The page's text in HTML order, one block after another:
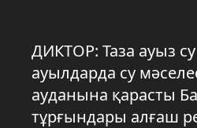
ДИКТОР: Таза ауыз су
ауылдарда су
ауданына қарасты
тұрғындары алғаш